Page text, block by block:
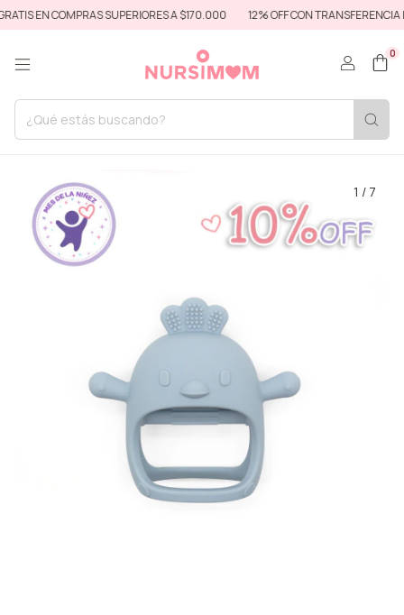
EN COMPRAS SUPERIORES A $170.000 12% OFF CON TRANSFERENCIA
0
1 / 7